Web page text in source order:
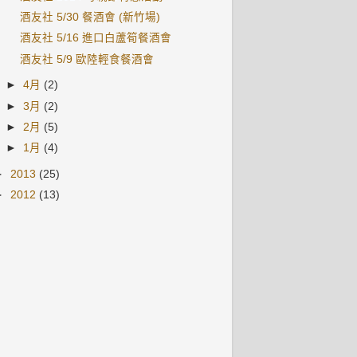
酒友社 5/30 餐酒會 (新竹場)
酒友社 5/16 進口白蘆筍餐酒會
酒友社 5/9 歐陸輕食餐酒會
►4月 (2)
►3月 (2)
► 2月 (5)
► 1月 (4)
2013 (25)
2012 (13)